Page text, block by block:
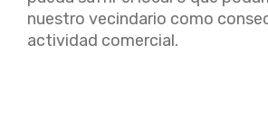
nuestro vecindario como
actividad comercial.